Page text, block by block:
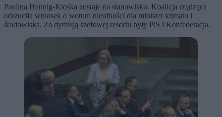
Paulina Hennig-Kloska zostaje na stanowisku. Koalicja rządząca
odrzuciła wniosek o wotum nieufności dla minister klimatu i
środowiska. Za dymisją szefowej resortu były PiS i Konfederacja.